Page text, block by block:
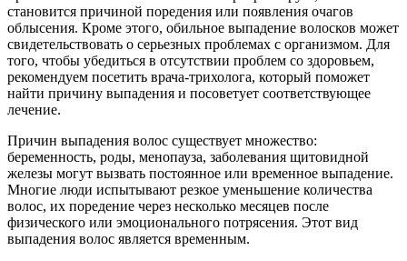
становится причиной поредения или появления очагов
облысения. Кроме этого, обильное выпадение волосков может
свидетельствовать о серьезных проблемах с организмом. Для
того, чтобы убедиться в отсутствии проблем со здоровьем,
рекомендуем посетить врача-трихолога, который поможет
найти причину выпадения и посоветует соответствующее
лечение.
Причин выпадения волос существует множество:
беременность, роды, менопауза, заболевания щитовидной
железы могут вызвать постоянное или временное выпадение.
Многие люди испытывают резкое уменьшение количества
волос, их поредение через несколько месяцев после
физического или эмоционального потрясения. Этот вид
выпадения волос является временным.